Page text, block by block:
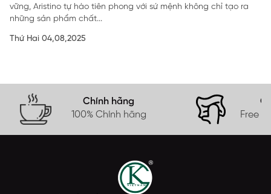
vững, Aristino tự hào tiên phong với sứ mệnh không chỉ tạo ra
những sản phẩm chất...
Thứ Hai 04,08,2025
Chính hãng
100% Chính hãng
Free